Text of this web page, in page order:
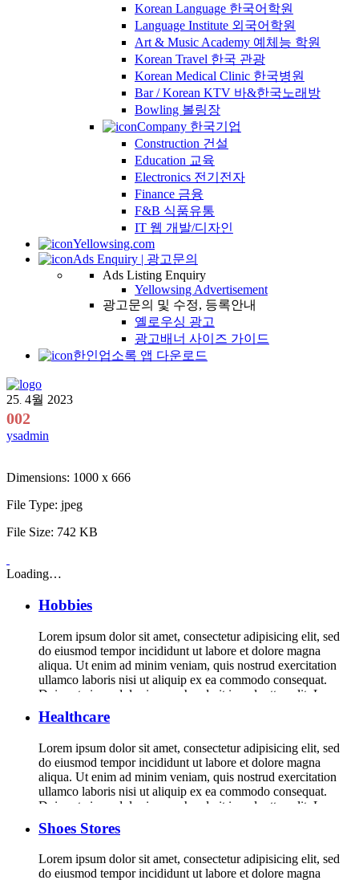
Korean Language 한국어학원
Language Institute 외국어학원
Art & Music Academy 예체능 학원
Korean Travel 한국 관광
Korean Medical Clinic 한국병원
Bar / Korean KTV 바&한국노래방
Bowling 볼링장
Company 한국기업
Construction 건설
Education 교육
Electronics 전기전자
Finance 금융
F&B 식품유통
IT 웹 개발/디자인
Yellowsing.com
Ads Enquiry | 광고문의
Ads Listing Enquiry
Yellowsing Advertisement
광고문의 및 수정, 등록안내
옐로우싱 광고
광고배너 사이즈 가이드
한인업소록 앱 다운로드
25. 4월 2023
002
ysadmin
Dimensions: 1000 x 666
File Type: jpeg
File Size: 742 KB
Loading…
Hobbies
Lorem ipsum dolor sit amet, consectetur adipisicing elit, sed
do eiusmod tempor incididunt ut labore et dolore magna
aliqua. Ut enim ad minim veniam, quis nostrud exercitation
ullamco laboris nisi ut aliquip ex ea commodo consequat.
Duis aute irure dolor in reprehenderit in voluptte velit. Lorem
ipsum dolor sit amet, consectetur adipisicing elit, sed do […]
Healthcare
Lorem ipsum dolor sit amet, consectetur adipisicing elit, sed
do eiusmod tempor incididunt ut labore et dolore magna
aliqua. Ut enim ad minim veniam, quis nostrud exercitation
ullamco laboris nisi ut aliquip ex ea commodo consequat.
Duis aute irure dolor in reprehenderit in voluptte velit. Lorem
ipsum dolor sit amet, consectetur adipisicing elit, sed do […]
Shoes Stores
Lorem ipsum dolor sit amet, consectetur adipisicing elit, sed
do eiusmod tempor incididunt ut labore et dolore magna